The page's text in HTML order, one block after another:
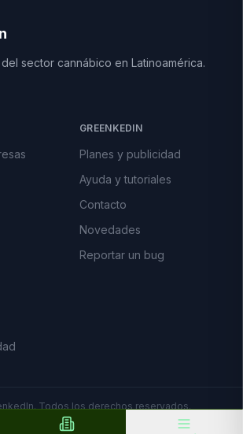
sector cannábico en Latinoamérica.
GREENKEDIN
Planes y publicidad
Ayuda y tutoriales
Contacto
Novedades
Reportar un bug
Todos los derechos reservados.
· Diseño y desarrollo por
solangegf.dev
Hosting por elhosting.ar